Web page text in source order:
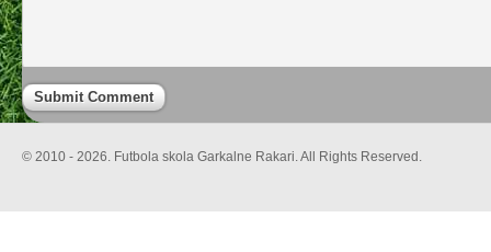
© 2010 - 2026. Futbola skola Garkalne Rakari. All Rights Reserved.